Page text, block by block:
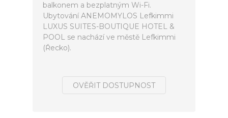
balkonem a bezplatným Wi-Fi.
Ubytování ANEMOMYLOS Lefkimmi
LUXUS SUITES-BOUTIQUE HOTEL &
POOL se nachází ve městě Lefkimmi
(Řecko).
OVĚŘIT DOSTUPNOST